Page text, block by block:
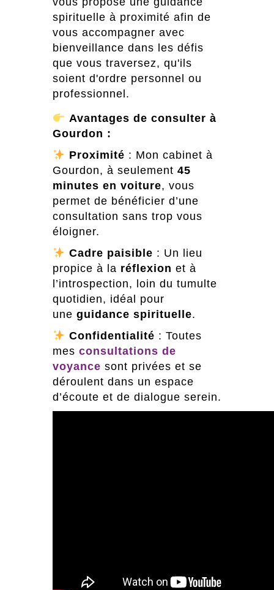
spirituelle à proximité afin de
vous accompagner avec
bienveillance dans les défis
que vous traversez, qu'ils
soient d'ordre personnel ou
professionnel.
Avantages de consulter à
Gourdon :
Proximité : Mon cabinet à
Gourdon, à seulement 45
minutes en voiture, vous
permet de bénéficier d’une
consultation sans trop vous
éloigner.
Cadre paisible : Un lieu
propice à la réflexion et à
l’introspection, loin du tumulte
quotidien, idéal pour
une guidance spirituelle.
Confidentialité : Toutes
mes consultations de
voyance sont privées et se
déroulent dans un espace
d’écoute et de dialogue serein.